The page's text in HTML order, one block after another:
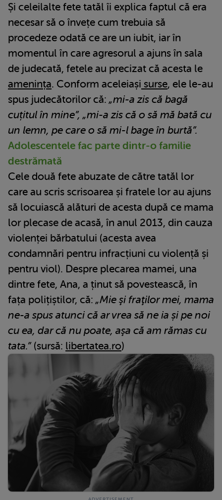
Și celeilalte fete tatăl îi explica faptul că era
necesar să o învețe cum trebuia să
procedeze odată ce are un iubit, iar în
momentul în care agresorul a ajuns în sala
de judecată, fetele au precizat că acesta le
amenința. Conform aceleiași surse, ele le-au
spus judecătorilor că: „mi-a zis că bagă
cuțitul în mine”, „mi-a zis că o să mă bată cu
un lemn, pe care o să mi-l bage în burtă”.
Adolescentele fac parte dintr-o familie
destrămată
Cele două fete abuzate de către tatăl lor
care au scris scrisoarea și fratele lor au ajuns
să locuiască alături de acesta după ce mama
lor plecase de acasă, în anul 2013, din cauza
violenței bărbatului (acesta avea
condamnări pentru infracțiuni cu violență și
pentru viol). Despre plecarea mamei, una
dintre fete, Ana, a ținut să povestească, în
fața polițiștilor, că: „Mie şi fraţilor mei, mama
ne-a spus atunci că ar vrea să ne ia și pe noi
cu ea, dar că nu poate, aşa că am rămas cu
tata.”(sursă: libertatea.ro)